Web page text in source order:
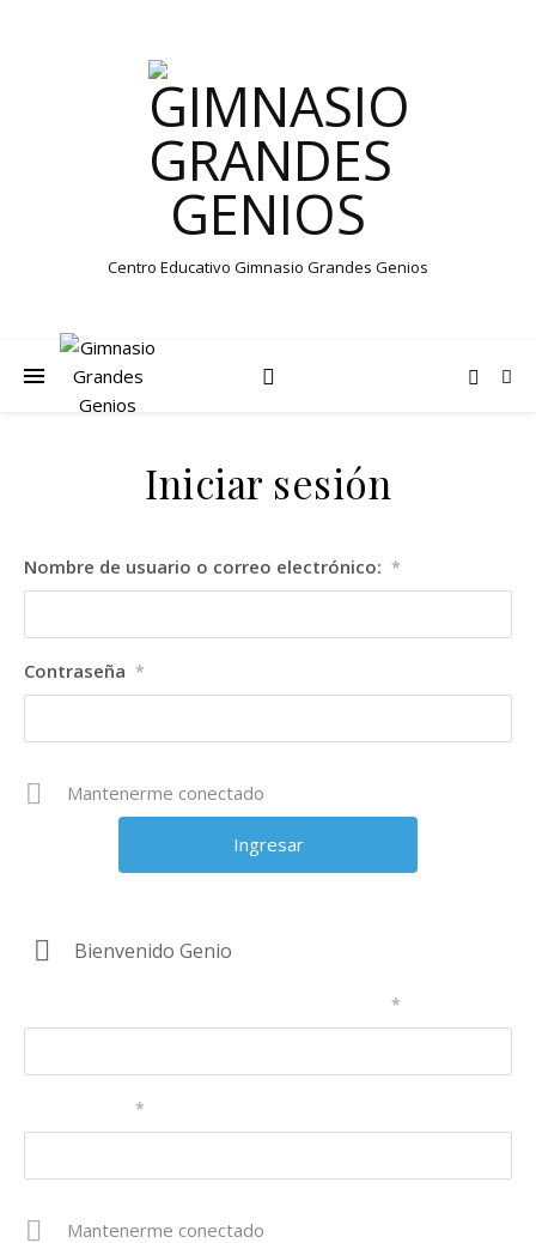
Centro Educativo Gimnasio Grandes Genios
Iniciar sesión
Nombre de usuario o correo electrónico: *
Contraseña *
Mantenerme conectado
Bienvenido Genio
*
*
Mantenerme conectado